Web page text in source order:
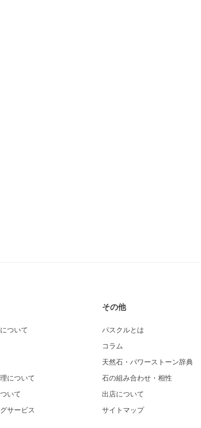
ついて
について
いて
サービス
その他
パスクルとは
コラム
天然石・パワーストーン辞典
石の組み合わせ・相性
出店について
サイトマップ